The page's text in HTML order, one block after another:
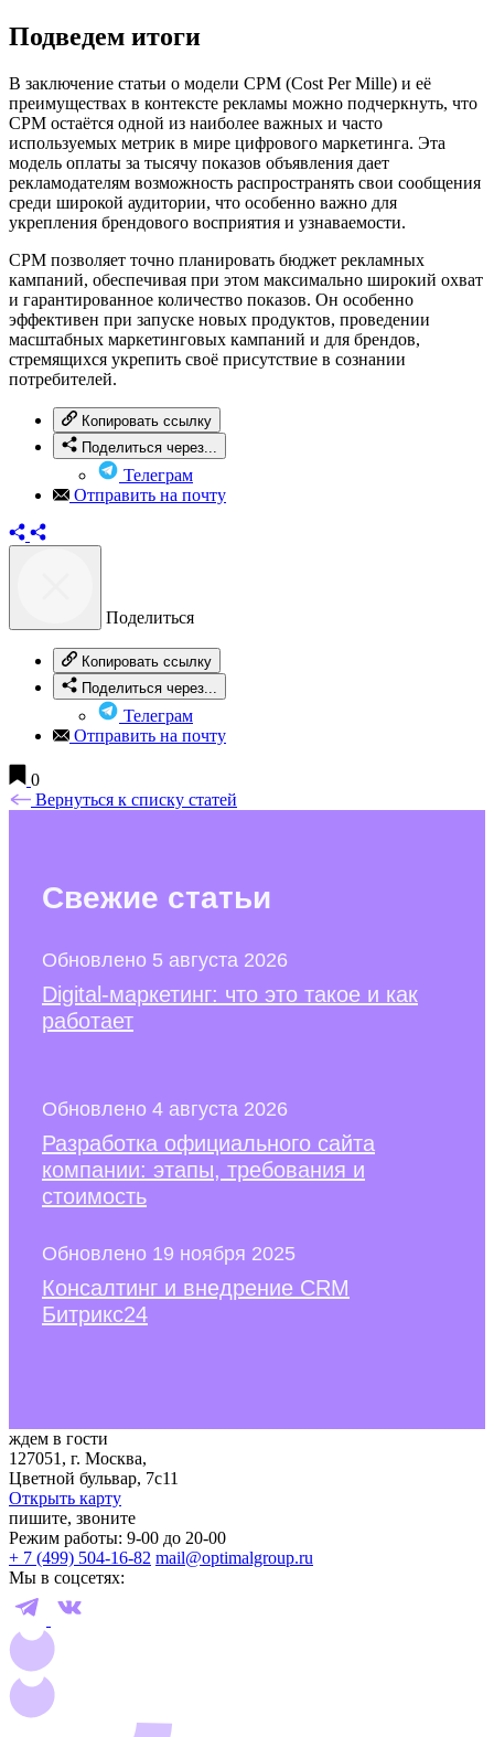
Подведем итоги
В заключение статьи о модели CPM (Cost Per Mille) и её
преимуществах в контексте рекламы можно подчеркнуть, что
CPM остаётся одной из наиболее важных и часто
используемых метрик в мире цифрового маркетинга. Эта
модель оплаты за тысячу показов объявления дает
рекламодателям возможность распространять свои сообщения
среди широкой аудитории, что особенно важно для
укрепления брендового восприятия и узнаваемости.
CPM позволяет точно планировать бюджет рекламных
кампаний, обеспечивая при этом максимально широкий охват
и гарантированное количество показов. Он особенно
эффективен при запуске новых продуктов, проведении
масштабных маркетинговых кампаний и для брендов,
стремящихся укрепить своё присутствие в сознании
потребителей.
Копировать ссылку
Поделиться через...
Телеграм
Отправить на почту
Поделиться
Копировать ссылку
Поделиться через...
Телеграм
Отправить на почту
0
Вернуться к списку статей
Свежие статьи
Обновлено 5 августа 2026
Digital-маркетинг: что это такое и как
работает
Обновлено 4 августа 2026
Разработка официального сайта
компании: этапы, требования и
стоимость
Обновлено 19 ноября 2025
Консалтинг и внедрение CRM
Битрикс24
ждем в гости
127051, г. Москва,
Цветной бульвар, 7с11
Открыть карту
пишите, звоните
Режим работы: 9-00 до 20-00
+ 7 (499) 504-16-82 mail@optimalgroup.ru
Мы в соцсетях: